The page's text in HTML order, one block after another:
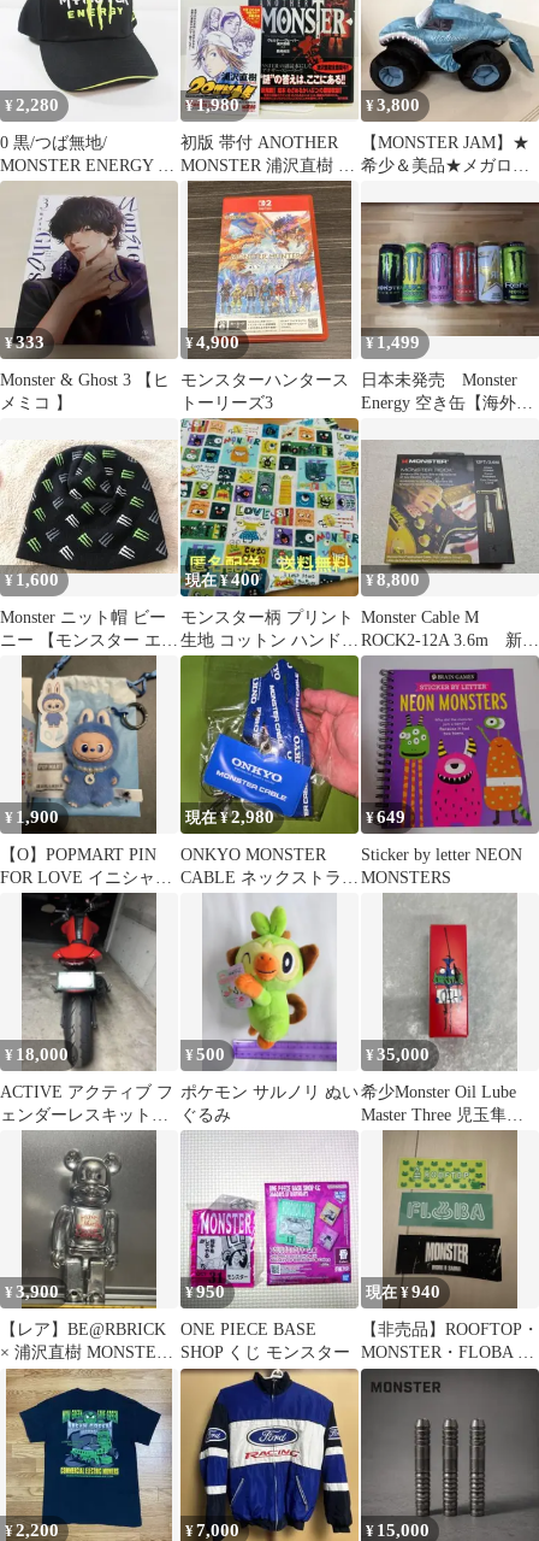
¥2,280
0 黒/つば無地/
MONSTER ENERGY 刺
繍 キャップ 帽子 モン
スター エナジー
¥1,980
初版 帯付 ANOTHER
MONSTER 浦沢直樹 チ
ラシ付 希少
¥3,800
【MONSTER JAM】★
希少＆美品★メガロド
¥333
Monster & Ghost 3 【ヒ
メミコ 】
¥4,900
モンスターハンタース
トーリーズ3
¥1,499
日本未発売 Monster
Energy 空き缶【海外限
¥ 1,600
Monster ニット帽 ビー
ニー 【モンスター エナ
現在 ¥400
モンスター柄 プリント
生地 コットン ハンドメ
イド ５０×９５cm
¥8,800
Monster Cable M
ROCK2-12A 3.6m 新品
未開封
¥ 1,900
【O】POPMART PIN
FOR LOVE イニシャル
ラブブ
現在 ¥2,980
ONKYO MONSTER
CABLE ネックストラッ
¥649
Sticker by letter NEON
MONSTERS
¥ 18,000
ACTIVE アクティブ フ
ェンダーレスキット
Ducati Monster
¥500
ポケモン サルノリ ぬい
ぐるみ
¥35,000
希少Monster Oil Lube
Master Three 児玉隼人
氏選定品
¥3,900
【レア】BE@RBRICK
× 浦沢直樹 MONSTER
100% シルバー
¥950
ONE PIECE BASE
SHOP くじ モンスター
現在 ¥940
【非売品】ROOFTOP・
MONSTER・FLOBA 6
月限定ステッカー3種
¥2,200 ¥7,000 ¥ 15,000